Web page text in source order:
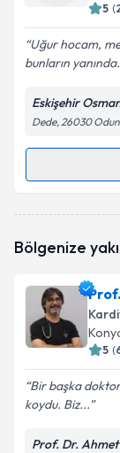
Metni
5 (
Uğur hocam,
bunların
Eskişehir
Dede, 26030
oluşturun.
E-posta
Metni
Bölgenize
5 (
Bir başka
koydu. Biz...
Prof. Dr. Ahmet